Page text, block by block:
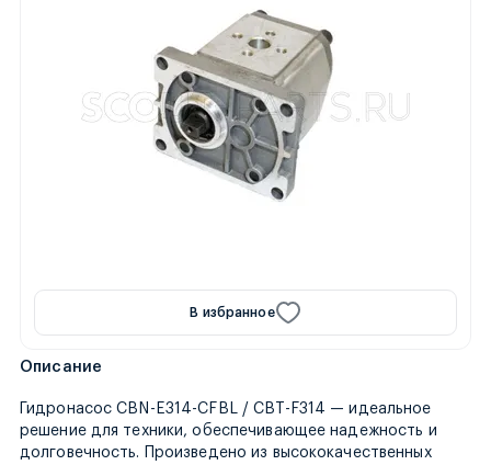
В избранное
Описание
Гидронасос CBN-E314-CFBL / CBT-F314 — идеальное
решение для техники, обеспечивающее надежность и
долговечность. Произведено из высококачественных